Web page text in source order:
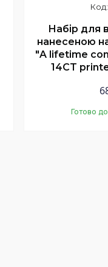
Набір для
нанесеною
"A lifetime
14CT
Готово